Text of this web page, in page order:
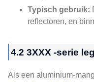
Typisch gebruik:
reflectoren, en
4.2 3XXX -serie
Als een aluminium-